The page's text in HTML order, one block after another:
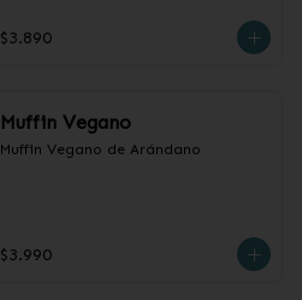
$3.890
Muffin Vegano
Muffin Vegano de Arándano
$3.990